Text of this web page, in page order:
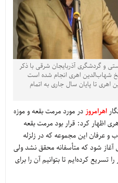
و گردشگری آذربایجان شرقی با ذکر
شیخ شهاب‌الدین اهری انجام‌ شده است
تا پایان سال جاری به اتمام
اهرامروز در مورد مرمت بقعه و موزه
اظهار کرد: قرار بود مرمت بقعه
و عرفان این مجموعه که در زلزله
آغاز شود که متأسفانه محقق نشد ولی
تسریع کرده‌ایم تا بتوانیم آن را برای